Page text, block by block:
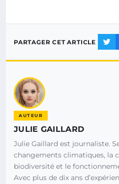
PARTAGER CET ARTICLE
AUTEUR
JULIE GAILLARD
Julie Gaillard est journaliste.
changements climatiques, la
biodiversité et le
Avec plus de dix ans